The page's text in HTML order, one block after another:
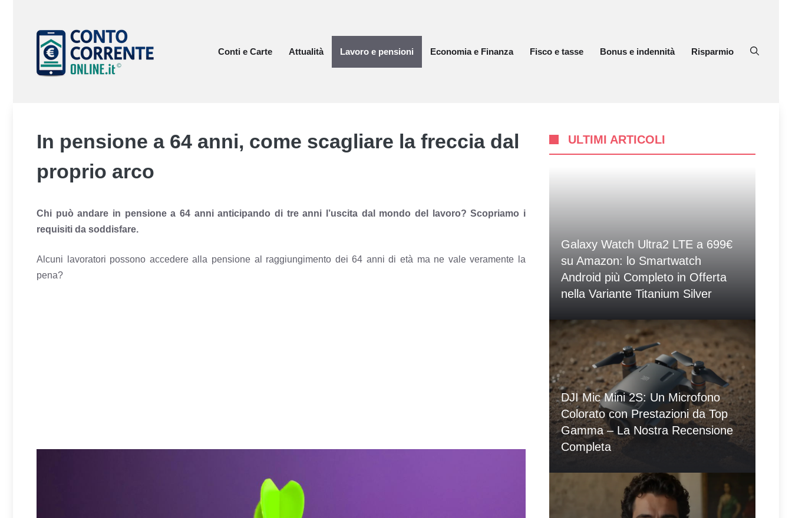
contenuto
Conti e Carte
Attualità Lavoro e pensioni Economia e Finanza Fisco e tasse Bonus e indennità Risparmio
In pensione a 64 anni, come scagliare la freccia dal
proprio arco
Chi può andare in pensione a 64 anni anticipando di tre anni l’uscita dal mondo del lavoro? Scopriamo i
requisiti da soddisfare.
Alcuni lavoratori possono accedere alla pensione al raggiungimento dei 64 anni di età ma ne vale veramente la
pena?
ULTIMI ARTICOLI
Galaxy Watch Ultra2 LTE a 699€
su Amazon: lo Smartwatch
Android più Completo in Offerta
nella Variante Titanium Silver
DJI Mic Mini 2S: Un Microfono
Colorato con Prestazioni da Top
Gamma – La Nostra Recensione
Completa